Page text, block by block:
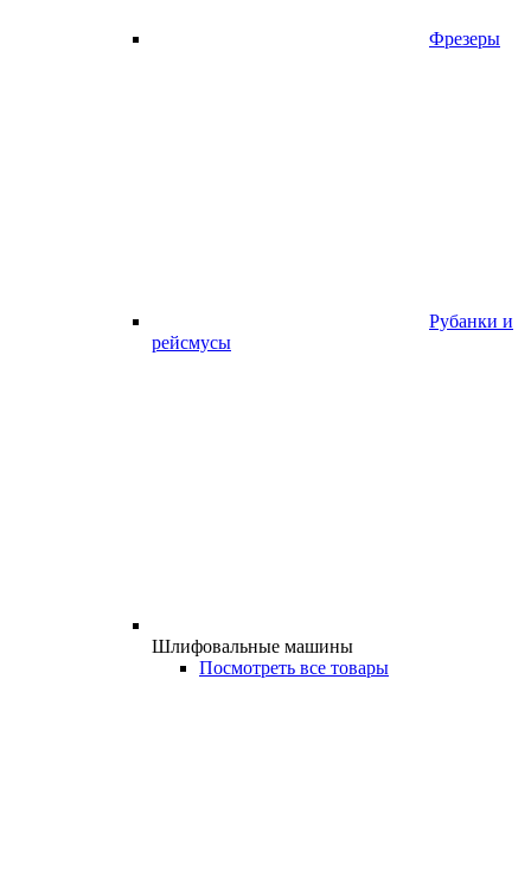
Фрезеры
Рубанки и
рейсмусы
Шлифовальные машины
Посмотреть все товары